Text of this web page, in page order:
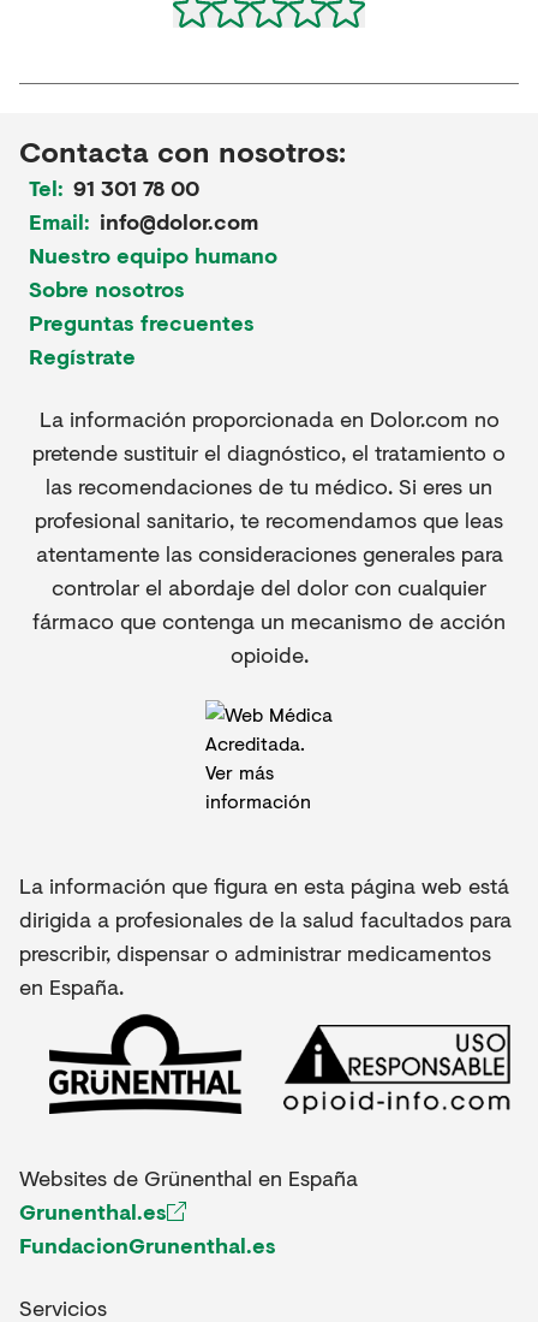
Contacta con nosotros:
Tel: 91 301 78 00
Email: info@dolor.com
Nuestro equipo humano
Sobre nosotros
Preguntas frecuentes
Regístrate
La información proporcionada en Dolor.com no
pretende sustituir el diagnóstico, el tratamiento o
las recomendaciones de tu médico. Si eres un
profesional sanitario, te recomendamos que leas
atentamente las consideraciones generales para
controlar el abordaje del dolor con cualquier
fármaco que contenga un mecanismo de acción
opioide.
La información que figura en esta página web está
dirigida a profesionales de la salud facultados para
prescribir, dispensar o administrar medicamentos
en España.
Websites de Grünenthal en España
Grunenthal.es
FundacionGrunenthal.es
Servicios